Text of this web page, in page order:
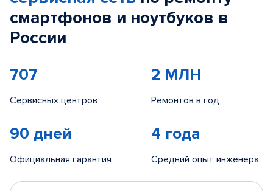
смартфонов и ноутбуков в
России
707
Сервисных центров
2 МЛН
Ремонтов в год
90 дней
Официальная гарантия
4 года
Средний опыт инженера